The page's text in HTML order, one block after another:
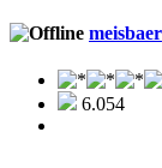
meisbaer
6.054